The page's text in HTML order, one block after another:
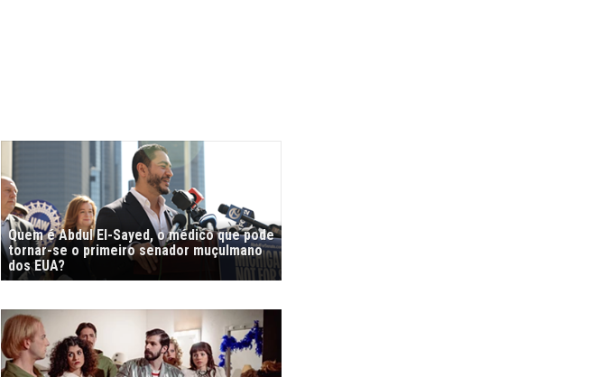
Quem é Abdul El-Sayed, o médico que pode
tornar-se o primeiro senador muçulmano
dos EUA?